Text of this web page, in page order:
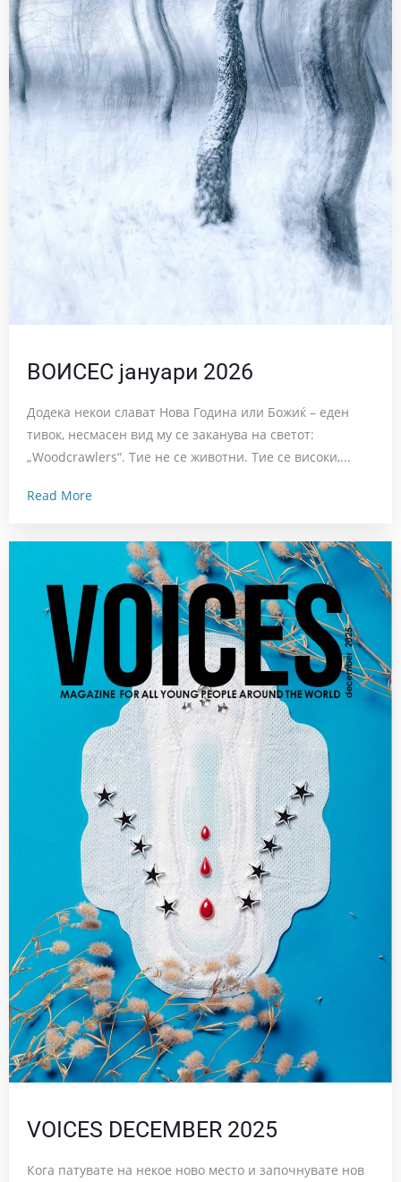
ВОИСЕС јануари 2026
Додека некои слават Нова Година или Божиќ – еден
тивок, несмасен вид му се заканува на светот:
„Woodcrawlers“. Тие не се животни. Тие се високи,...
Read More
VOICES DECEMBER 2025
Кога патувате на некое ново место и започнувате нов